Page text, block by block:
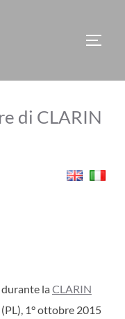
di CLARIN
laCLARIN
1° ottobre 2015